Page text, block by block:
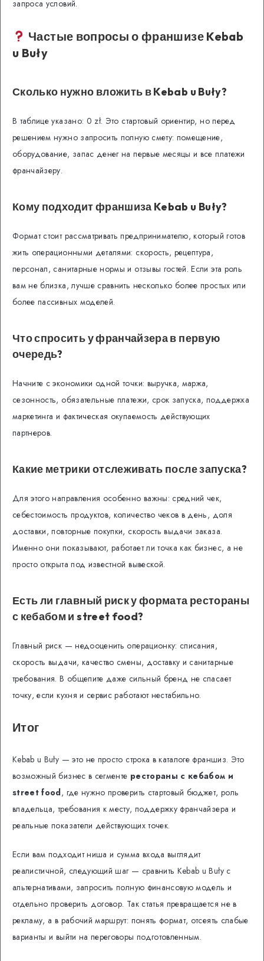
запроса условий.
Частые вопросы о франшизе Kebab
u Buły
Сколько нужно вложить в Kebab u Buły?
В таблице указано: 0 zł. Это стартовый ориентир, но перед
решением нужно запросить полную смету: помещение,
оборудование, запас денег на первые месяцы и все платежи
франчайзеру.
Кому подходит франшиза Kebab u Buły?
Формат стоит рассматривать предпринимателю, который готов
жить операционными деталями: скорость, рецептура,
персонал, санитарные нормы и отзывы гостей. Если эта роль
вам не близка, лучше сравнить несколько более простых или
более пассивных моделей.
Что спросить у франчайзера в первую
очередь?
Начните с экономики одной точки: выручка, маржа,
сезонность, обязательные платежи, срок запуска, поддержка
маркетинга и фактическая окупаемость действующих
партнеров.
Какие метрики отслеживать после запуска?
Для этого направления особенно важны: средний чек,
себестоимость продуктов, количество чеков в день, доля
доставки, повторные покупки, скорость выдачи заказа.
Именно они показывают, работает ли точка как бизнес, а не
просто открыта под известной вывеской.
Есть ли главный риск у формата рестораны
с кебабом и street food?
Главный риск — недооценить операционку: списания,
скорость выдачи, качество смены, доставку и санитарные
требования. В общепите даже сильный бренд не спасает
точку, если кухня и сервис работают нестабильно.
Итог
Kebab u Buły — это не просто строка в каталоге франшиз. Это
возможный бизнес в сегменте рестораны с кебабом и
street food, где нужно проверить стартовый бюджет, роль
владельца, требования к месту, поддержку франчайзера и
реальные показатели действующих точек.
Если вам подходит ниша и сумма входа выглядит
реалистичной, следующий шаг — сравнить Kebab u Buły с
альтернативами, запросить полную финансовую модель и
отдельно проверить договор. Так статья превращается не в
рекламу, а в рабочий маршрут: понять формат, отсеять слабые
варианты и выйти на переговоры подготовленным.